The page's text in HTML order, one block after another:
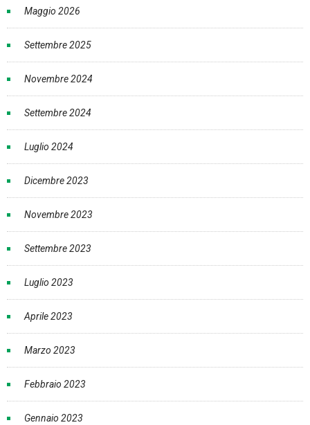
Maggio 2026
Settembre 2025
Novembre 2024
Settembre 2024
Luglio 2024
Dicembre 2023
Novembre 2023
Settembre 2023
Luglio 2023
Aprile 2023
Marzo 2023
Febbraio 2023
Gennaio 2023